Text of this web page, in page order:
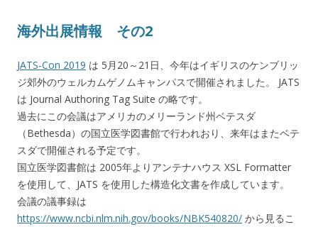
海外出展情報 その2
JATS-Con 2019 は 5月20～21日、今年はイギリスのケンブリッ
ジ郊外のウェルカムゲノムキャンパスで開催されました。 JATS
は Journal Authoring Tag Suite の略です。
過去にこの会議はアメリカのメリーランド州ベテスダ
（Bethesda）の国立医学図書館で行われおり、来年はまたベテ
スダで開催される予定です。
国立医学図書館は 2005年よりアンテナハウス XSL Formatter
を使用して、JATS を使用した構造化文書を作成しています。
会議の議事録は
https://www.ncbi.nlm.nih.gov/books/NBK540820/ から見るこ